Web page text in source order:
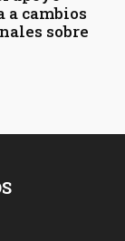
cambios
sobre